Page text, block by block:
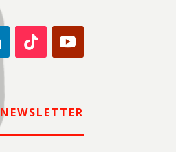
NEWSLETTER